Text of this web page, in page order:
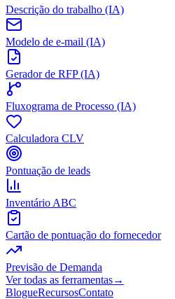
Descrição do trabalho (IA)
Modelo de e-mail (IA)
Gerador de RFP (IA)
Fluxograma de Processo (IA)
Calculadora CLV
Pontuação de leads
Inventário ABC
Cartão de pontuação do fornecedor
Previsão de Demanda
Ver todas as ferramentas→
BlogueRecursosContato